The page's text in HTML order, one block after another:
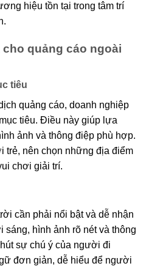
hiệu tồn tại trong tâm trí
quảng cáo ngoài
tiêu
quảng cáo, doanh nghiệp
tiêu. Điều này giúp lựa
ảnh và thông điệp phù hợp.
trẻ, nên chọn những địa điểm
chơi giải trí.
cần phải nổi bật và dễ nhận
sáng, hình ảnh rõ nét và thông
sự chú ý của người đi
đơn giản, dễ hiểu để người